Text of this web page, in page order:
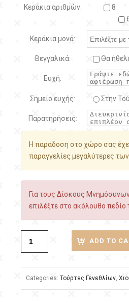
Κεράκια αριθμών:
8
Κεράκια μονά:
Βεγγαλικά: Θα
Ευχή:
Σημείο ευχής: Στην
Παρατηρήσεις:
Η παράδοση στο χώρο σας
παραγγελίες μεγαλύτερες
Για τους Δίσκους
επιλέξτε στο ακόλουθο πεδίο
ADD TO
Categories: Τούρτες Γενεθλίων,